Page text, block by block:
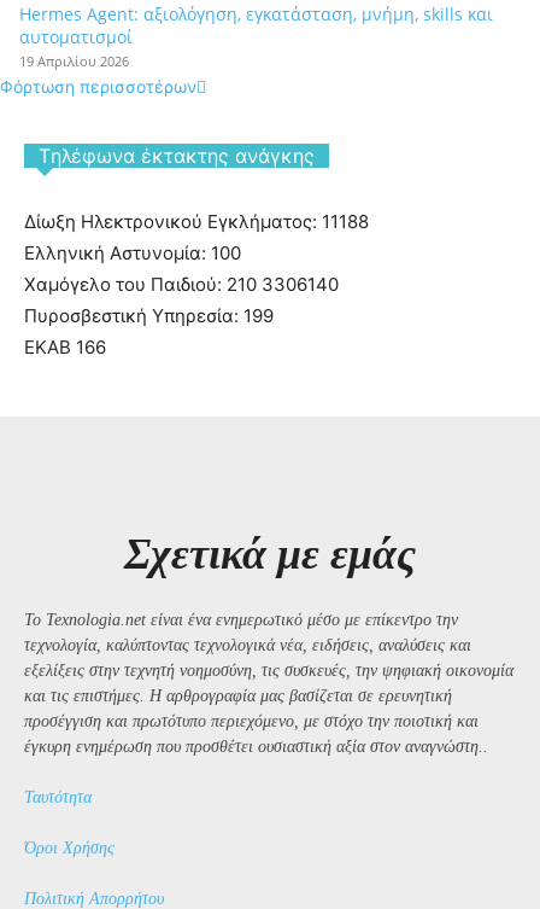
Hermes Agent: αξιολόγηση, εγκατάσταση, μνήμη, skills και
αυτοματισμοί
19 Απριλίου 2026
Φόρτωση περισσοτέρων
Tηλέφωνα έκτακτης ανάγκης
Δίωξη Ηλεκτρονικού Εγκλήματος: 11188
Ελληνική Αστυνομία: 100
Χαμόγελο του Παιδιού: 210 3306140
Πυροσβεστική Υπηρεσία: 199
ΕΚΑΒ 166
Σχετικά με εμάς
Το Texnologia.net είναι ένα ενημερωτικό μέσο με επίκεντρο την
τεχνολογία, καλύπτοντας τεχνολογικά νέα, ειδήσεις, αναλύσεις και
εξελίξεις στην τεχνητή νοημοσύνη, τις συσκευές, την ψηφιακή οικονομία
και τις επιστήμες. Η αρθρογραφία μας βασίζεται σε ερευνητική
προσέγγιση και πρωτότυπο περιεχόμενο, με στόχο την ποιοτική και
έγκυρη ενημέρωση που προσθέτει ουσιαστική αξία στον αναγνώστη..
Ταυτότητα
Όροι Χρήσης
Πολιτική Απορρήτου